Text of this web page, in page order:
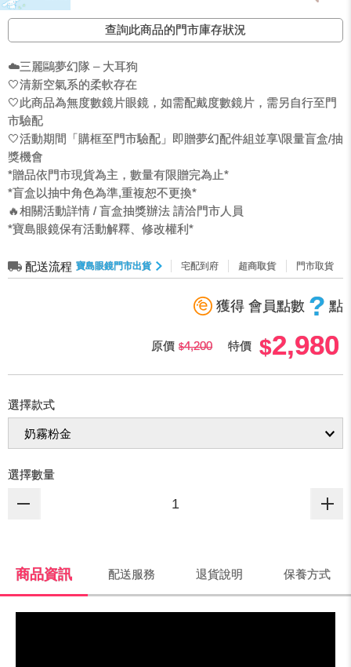
查詢此商品的門市庫存狀況
☁️三麗鷗夢幻隊 – 大耳狗
🤍清新空氣系的柔軟存在
🤍此商品為無度數鏡片眼鏡，如需配戴度數鏡片，需另自行至門
市驗配
🤍活動期間「購框至門市驗配」即贈夢幻配件組並享\限量盲盒/抽
獎機會
*贈品依門市現貨為主，數量有限贈完為止*
*盲盒以抽中角色為準,重複恕不更換*
🔥相關活動詳情 / 盲盒抽獎辦法 請洽門市人員
*寶島眼鏡保有活動解釋、修改權利*
配送流程 寶島眼鏡門市出貨 宅配到府 超商取貨 門市取貨
獲得 會員點數 ? 點
原價 4,200 特價 2,980
選擇款式
選擇數量
商品資訊 配送服務 退貨說明 保養方式